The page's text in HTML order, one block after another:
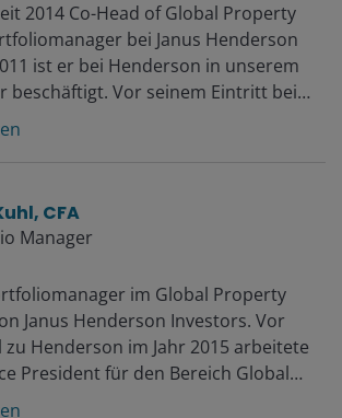
2014 Co-Head of Global Property
bei Janus Henderson
ist er bei Henderson in unserem
beschäftigt. Vor seinem Eintritt bei
Europa-Fondsmanager bei AMP
zuständig für Portfolioaufbau und
als Analyst bei Morgan Stanley im
Immobilieninvestments in
vorausgegangen, wo er
Europa erarbeitete.
CFA
Manager
im Global Property
Janus Henderson Investors. Vor
zu Henderson im Jahr 2015 arbeitete
President für den Bereich Global
Investment Management. Dort war